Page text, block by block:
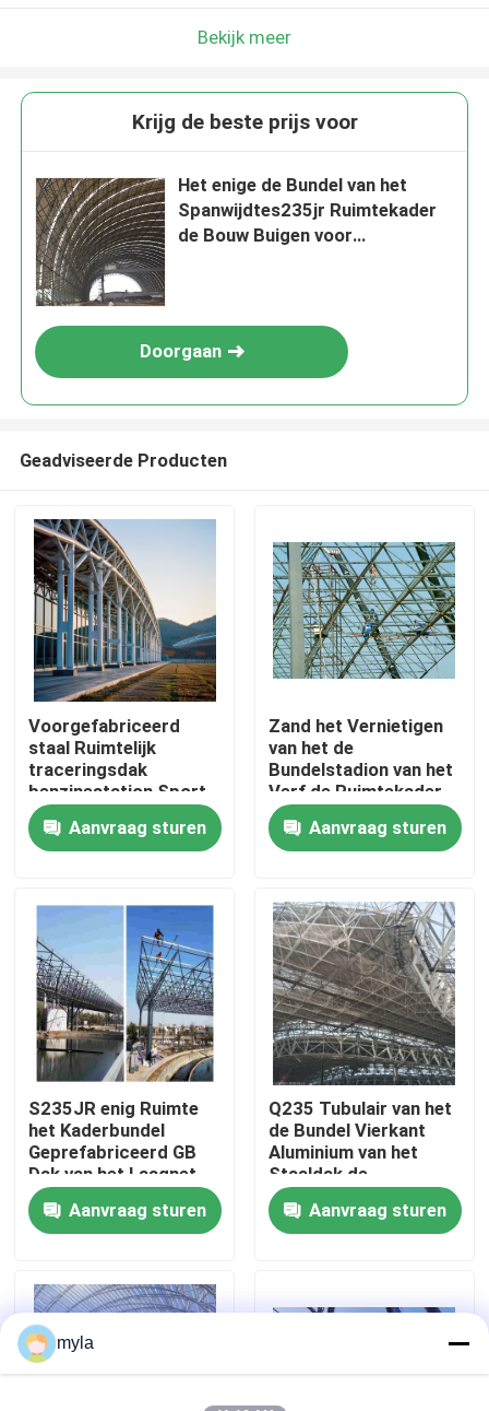
Huis
Producten
Ongeveer ons
Fabrieksreis
Kwaliteitscontrole
Contacteer ons
Nieuws
staal ruimtekaders
Bekijk meer
Krijg de beste prijs voor
Het enige de Bundel van het
Spanwijdtes235jr Ruimtekader
de Bouw Buigen voor
Doorgaan
Geadviseerde Producten
Voorgefabriceerd
staal Ruimtelijk
traceringsdak
benzinestation Sport
gefixeerd lassen In
Zuid-Amerika
Projecten Q235 Q345
Aanvraag sturen
Zand het Vernietigen
van het de
Bundelstadion van het
Verf de Ruimtekader
Aangepaste het
DakbouwAanvraag sturen
S235JR enig Ruimte
het Kaderbundel
Geprefabriceerd GB
Dak van het Laagnet
Aanvraag sturen
Q235 Tubulair van het
de Bundel Vierkant
Aluminium van het
Staaldak de
Bundelponsen Met
hoge weerstand
Aanvraag sturen
myla